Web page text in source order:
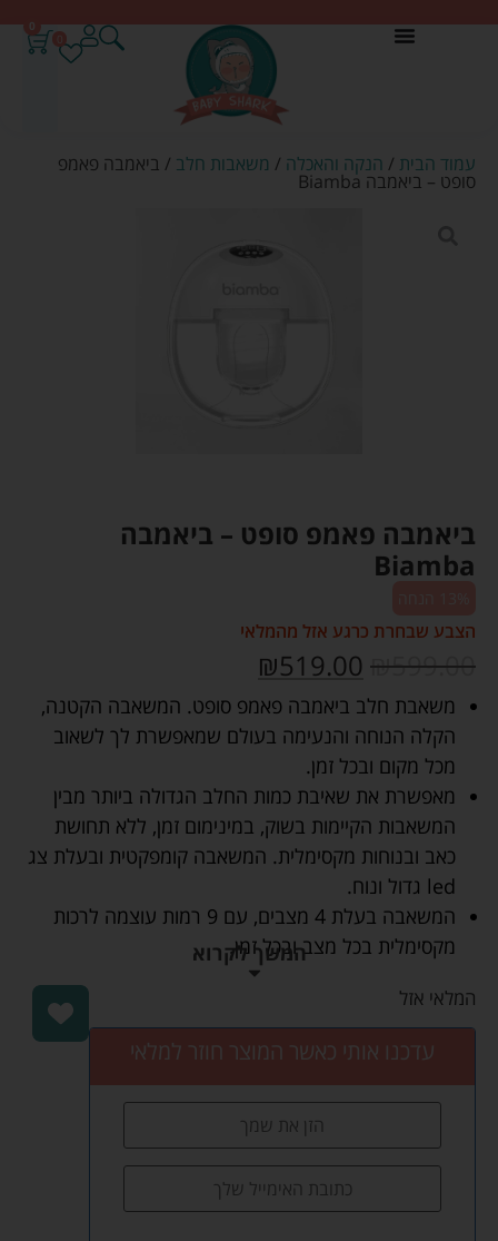
0
עמוד הבית / הנקה והאכלה / משאבות חלב / ביאמבה פאמפ
סופט – ביאמבה Biamba
ביאמבה פאמפ סופט – ביאמבה
Biamba
הצבע שבחרת כרגע אזל מהמלאי
₪599.00
₪519.00
משאבת חלב ביאמבה פאמפ סופט. המשאבה הקטנה,
הקלה הנוחה והנעימה בעולם שמאפשרת לך לשאוב
מכל מקום ובכל זמן.
מאפשרת את שאיבת כמות החלב הגדולה ביותר מבין
המשאבות הקיימות בשוק, במינימום זמן, ללא תחושת
כאב ובנוחות מקסימלית. המשאבה קומפקטית ובעלת צג
led גדול ונוח.
המשאבה בעלת 4 מצבים, עם 9 רמות עוצמה לרכות
מקסימלית בכל מצב ובכל זמן.
המשך לקרוא
המלאי אזל
עדכנו אותי כאשר המוצר חוזר למלאי